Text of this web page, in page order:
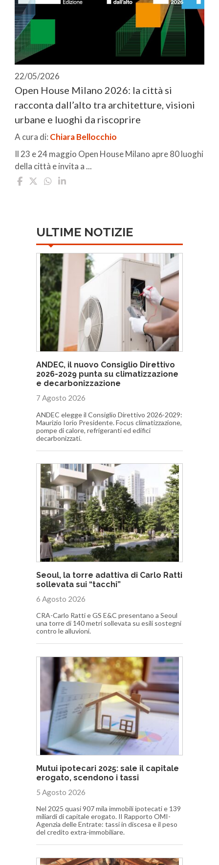
22/05/2026
Open House Milano 2026: la città si
racconta dall’alto tra architetture, visioni
urbane e luoghi da riscoprire
A cura di: Chiara Bellocchio
Il 23 e 24 maggio Open House Milano apre 80 luoghi
della città e invita a ...
ULTIME NOTIZIE
ANDEC, il nuovo Consiglio Direttivo
2026-2029 punta su climatizzazione
e decarbonizzazione
7 Agosto 2026
ANDEC elegge il Consiglio Direttivo 2026-2029:
Maurizio Iorio Presidente. Focus climatizzazione,
pompe di calore, refrigeranti ed edifici
decarbonizzati.
Seoul, la torre adattiva di Carlo Ratti
sollevata sui “tacchi”
6 Agosto 2026
CRA-Carlo Ratti e GS E&C presentano a Seoul
una torre di 140 metri sollevata su esili sostegni
contro le alluvioni.
Mutui ipotecari 2025: sale il capitale
erogato, scendono i tassi
5 Agosto 2026
Nel 2025 quasi 907 mila immobili ipotecati e 139
miliardi di capitale erogato. Il Rapporto OMI-
Agenzia delle Entrate: tassi in discesa e il peso
del credito extra-immobiliare.